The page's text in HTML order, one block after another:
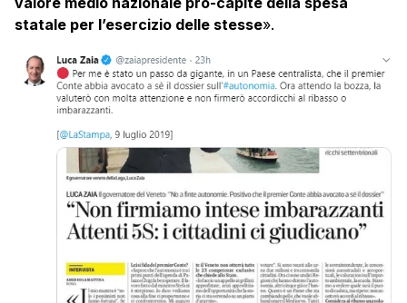
statale per l’esercizio delle stesse».